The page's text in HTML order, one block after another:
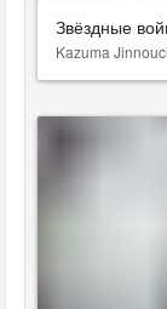
Звёздные
Kazuma